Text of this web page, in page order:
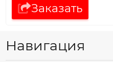
Заказать
Навигация